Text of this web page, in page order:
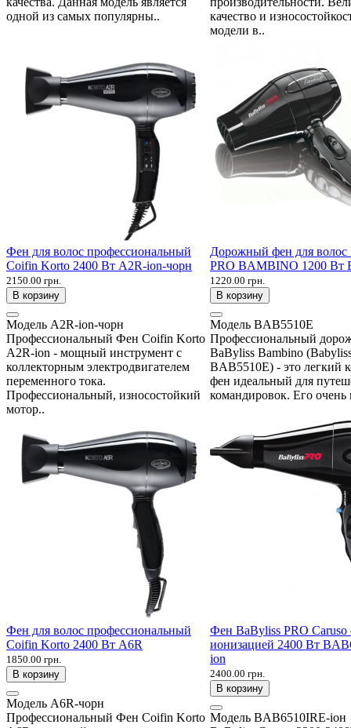
одной из самых популярны..
качество и
модели в..
Фен для волос профессиональный
Coifin Korto 2400 Вт A2R-ion-чорн
2150.00 грн.
В корзину
Модель A2R-ion-чорн
Профессиональный Фен Coifin Korto
A2R-ion - мощный инструмент с
коллекторным электродвигателем
переменного тока.
Профессиональный, износостойкий
мотор..
Дорожный фен для волос
PRO BAMBINO 1200 Вт
1220.00 грн.
В корзину
Модель BAB5510E
Профессиональный
BaByliss Bambino
BAB5510E) - это легкий
фен идеальный для
командировок. Его очень
Фен для волос профессиональный
Coifin Korto 2400 Вт A6R
1850.00 грн.
В корзину
Модель A6R-чорн
Профессиональный Фен Coifin Korto
Фен BaByliss PRO Caruso
ионизацией 2400 Вт
ion
2400.00 грн.
В корзину
Модель BAB6510IRE-іон